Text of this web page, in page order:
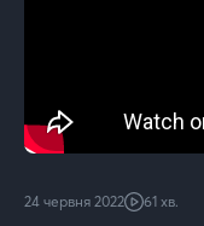
24 червня 2022 61 хв.